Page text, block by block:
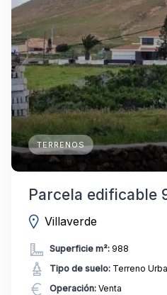
TERRENOS
Parcela edificable
Villaverde
Superficie m²: 988
Tipo de suelo: Terreno
Operación: Venta